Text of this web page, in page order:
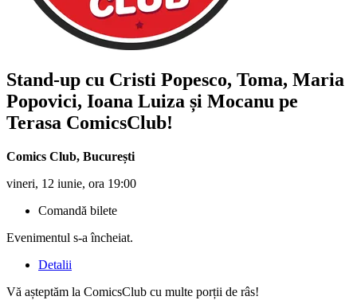
Stand-up cu Cristi Popesco, Toma, Maria
Popovici, Ioana Luiza și Mocanu pe
Terasa ComicsClub!
Comics Club, București
vineri, 12 iunie, ora 19:00
Comandă bilete
Evenimentul s-a încheiat.
Detalii
Vă așteptăm la ComicsClub cu multe porții de râs!